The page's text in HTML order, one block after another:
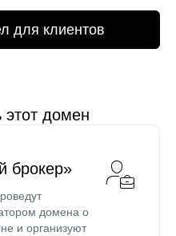
для клиентов
этот домен
брокер»
домена о
и организуют